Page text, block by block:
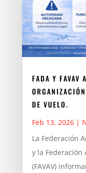
FADA Y FAVAV
DE VUELO.
Feb 13, 2026|
La Federación
y la Federación
(FAVAV)